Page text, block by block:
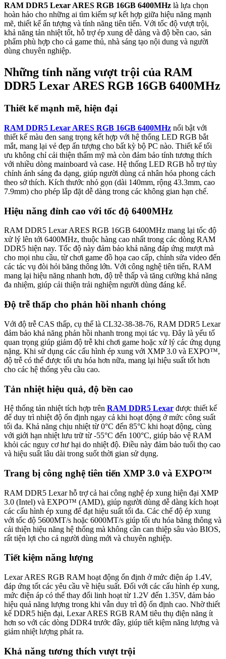
RAM DDR5 Lexar ARES RGB 16GB 6400MHz là lựa chọn
hoàn hảo cho những ai tìm kiếm sự kết hợp giữa hiệu năng mạnh
mẽ, thiết kế ấn tượng và tính năng tiên tiến. Với tốc độ vượt trội,
khả năng tản nhiệt tốt, hỗ trợ ép xung dễ dàng và độ bền cao, sản
phẩm phù hợp cho cả game thủ, nhà sáng tạo nội dung và người
dùng chuyên nghiệp.
Những tính năng vượt trội của RAM
DDR5 Lexar ARES RGB 16GB 6400MHz
Thiết kế mạnh mẽ, hiện đại
RAM DDR5 Lexar ARES RGB 16GB 6400MHz nổi bật với
thiết kế màu đen sang trọng kết hợp với hệ thống LED RGB bắt
mắt, mang lại vẻ đẹp ấn tượng cho bất kỳ bộ PC nào. Thiết kế tối
ưu không chỉ cải thiện thẩm mỹ mà còn đảm bảo tính tương thích
với nhiều dòng mainboard và case. Hệ thống LED RGB hỗ trợ tùy
chỉnh ánh sáng đa dạng, giúp người dùng cá nhân hóa phong cách
theo sở thích. Kích thước nhỏ gọn (dài 140mm, rộng 43.3mm, cao
7.9mm) cho phép lắp đặt dễ dàng trong các không gian hạn chế.
Hiệu năng đỉnh cao với tốc độ 6400MHz
RAM DDR5 Lexar ARES RGB 16GB 6400MHz mang lại tốc độ
xử lý lên tới 6400MHz, thuộc hàng cao nhất trong các dòng RAM
DDR5 hiện nay. Tốc độ này đảm bảo khả năng đáp ứng mượt mà
cho mọi nhu cầu, từ chơi game đồ họa cao cấp, chỉnh sửa video đến
các tác vụ đòi hỏi băng thông lớn. Với công nghệ tiên tiến, RAM
mang lại hiệu năng nhanh hơn, độ trễ thấp và tăng cường khả năng
đa nhiệm, giúp cải thiện trải nghiệm người dùng đáng kể.
Độ trễ thấp cho phản hồi nhanh chóng
Với độ trễ CAS thấp, cụ thể là CL32-38-38-76, RAM DDR5 Lexar
đảm bảo khả năng phản hồi nhanh trong mọi tác vụ. Đây là yếu tố
quan trọng giúp giảm độ trễ khi chơi game hoặc xử lý các ứng dụng
nặng. Khi sử dụng các cấu hình ép xung với XMP 3.0 và EXPO™,
độ trễ có thể được tối ưu hóa hơn nữa, mang lại hiệu suất tốt hơn
cho các hệ thống yêu cầu cao.
Tản nhiệt hiệu quả, độ bền cao
Hệ thống tản nhiệt tích hợp trên RAM DDR5 Lexar được thiết kế
để duy trì nhiệt độ ổn định ngay cả khi hoạt động ở mức công suất
tối đa. Khả năng chịu nhiệt từ 0°C đến 85°C khi hoạt động, cùng
với giới hạn nhiệt lưu trữ từ -55°C đến 100°C, giúp bảo vệ RAM
khỏi các nguy cơ hư hại do nhiệt độ. Điều này đảm bảo tuổi thọ cao
và hiệu suất lâu dài trong suốt thời gian sử dụng.
Trang bị công nghệ tiên tiến XMP 3.0 và EXPO™
RAM DDR5 Lexar hỗ trợ cả hai công nghệ ép xung hiện đại XMP
3.0 (Intel) và EXPO™ (AMD), giúp người dùng dễ dàng kích hoạt
các cấu hình ép xung để đạt hiệu suất tối đa. Các chế độ ép xung
với tốc độ 5600MT/s hoặc 6000MT/s giúp tối ưu hóa băng thông và
cải thiện hiệu năng hệ thống mà không cần can thiệp sâu vào BIOS,
rất tiện lợi cho cả người dùng mới và chuyên nghiệp.
Tiết kiệm năng lượng
Lexar ARES RGB RAM hoạt động ổn định ở mức điện áp 1.4V,
đáp ứng tốt các yêu cầu về hiệu suất. Đối với các cấu hình ép xung,
mức điện áp có thể thay đổi linh hoạt từ 1.2V đến 1.35V, đảm bảo
hiệu quả năng lượng trong khi vẫn duy trì độ ổn định cao. Nhờ thiết
kế DDR5 hiện đại, Lexar ARES RGB RAM tiêu thụ điện năng ít
hơn so với các dòng DDR4 trước đây, giúp tiết kiệm năng lượng và
giảm nhiệt lượng phát ra.
Khả năng tương thích vượt trội